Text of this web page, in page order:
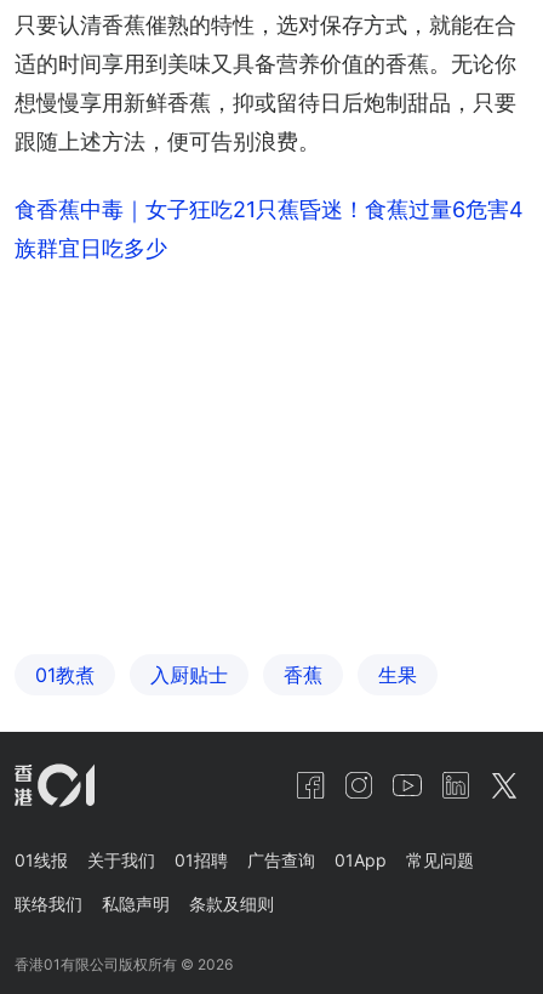
只要认清香蕉催熟的特性，选对保存方式，就能在合
适的时间享用到美味又具备营养价值的香蕉。无论你
想慢慢享用新鲜香蕉，抑或留待日后炮制甜品，只要
跟随上述方法，便可告别浪费。
食香蕉中毒｜女子狂吃21只蕉昏迷！食蕉过量6危害4
族群宜日吃多少
01教煮 入厨贴士 香蕉 生果
01线报 关于我们 01招聘 广告查询 01App 常见问题
联络我们 私隐声明 条款及细则
香港01有限公司版权所有 © 2026